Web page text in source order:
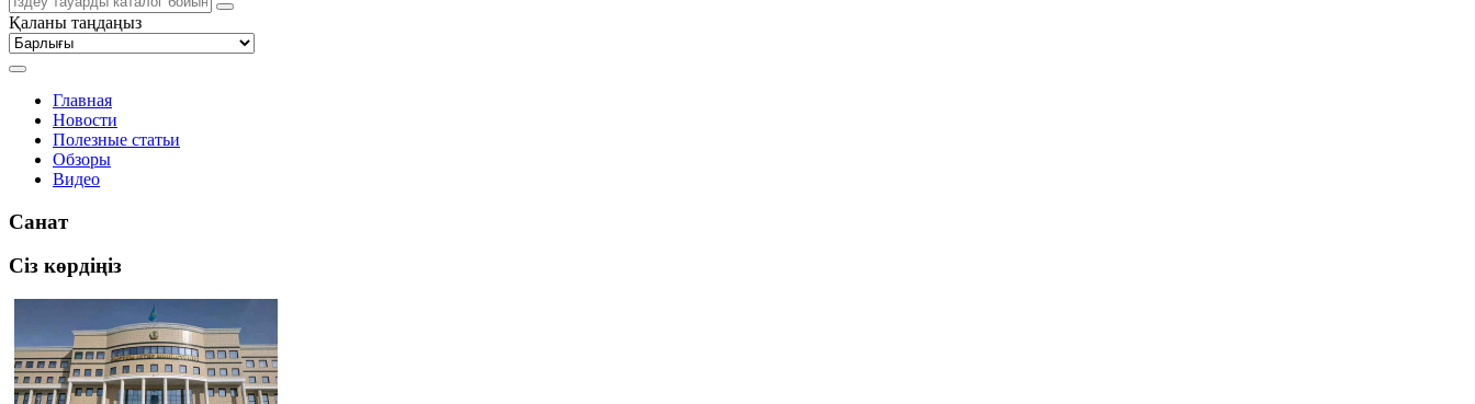
Қаланы таңдаңыз
Главная
Новости
Полезные статьи
Обзоры
Видео
Санат
Сіз көрдіңіз